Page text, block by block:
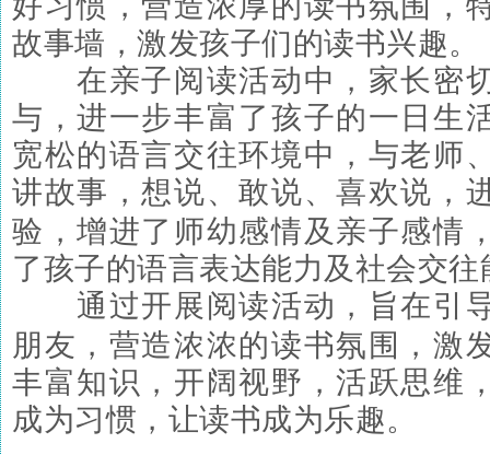
故事墙，激发孩子们的读书兴趣。
在亲子阅读活动中，家长密
与，进一步丰富了孩子的一日生
宽松的语言交往环境中，与老师
讲故事，想说、敢说、喜欢说，
验，增进了师幼感情及亲子感情
了孩子的语言表达能力及社会交往
通过开展阅读活动，旨在引
朋友，营造浓浓的读书氛围，激
丰富知识，开阔视野，活跃思维
成为习惯，让读书成为乐趣。